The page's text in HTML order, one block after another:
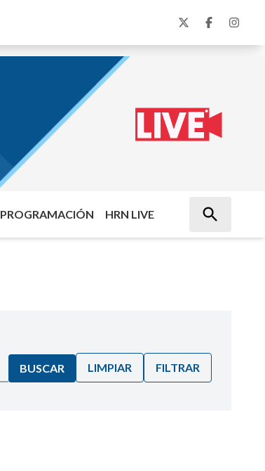
PROGRAMACIÓN HRN LIVE
BUSCAR LIMPIAR FILTRAR